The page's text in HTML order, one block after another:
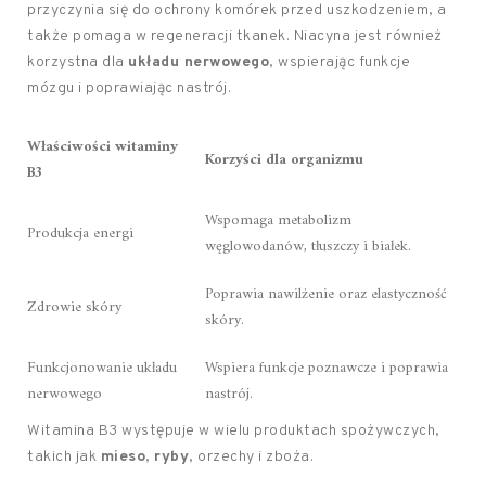
przyczynia się do ochrony komórek przed uszkodzeniem, a
także pomaga w regeneracji tkanek. Niacyna jest również
korzystna dla układu nerwowego, wspierając funkcje
mózgu i poprawiając nastrój.
Właściwości witaminy
B3
Korzyści dla organizmu
Produkcja energi
Wspomaga metabolizm
węglowodanów, tłuszczy i białek.
Zdrowie skóry
Poprawia nawilżenie oraz elastyczność
skóry.
Funkcjonowanie układu
nerwowego
Wspiera funkcje poznawcze i poprawia
nastrój.
Witamina B3 występuje w wielu produktach spożywczych,
takich jak mieso, ryby, orzechy i zboża.